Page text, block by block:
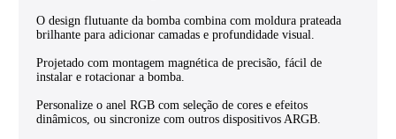
O design flutuante da bomba combina com moldura prateada
brilhante para adicionar camadas e profundidade visual.
Projetado com montagem magnética de precisão, fácil de
instalar e rotacionar a bomba.
Personalize o anel RGB com seleção de cores e efeitos
dinâmicos, ou sincronize com outros dispositivos ARGB.